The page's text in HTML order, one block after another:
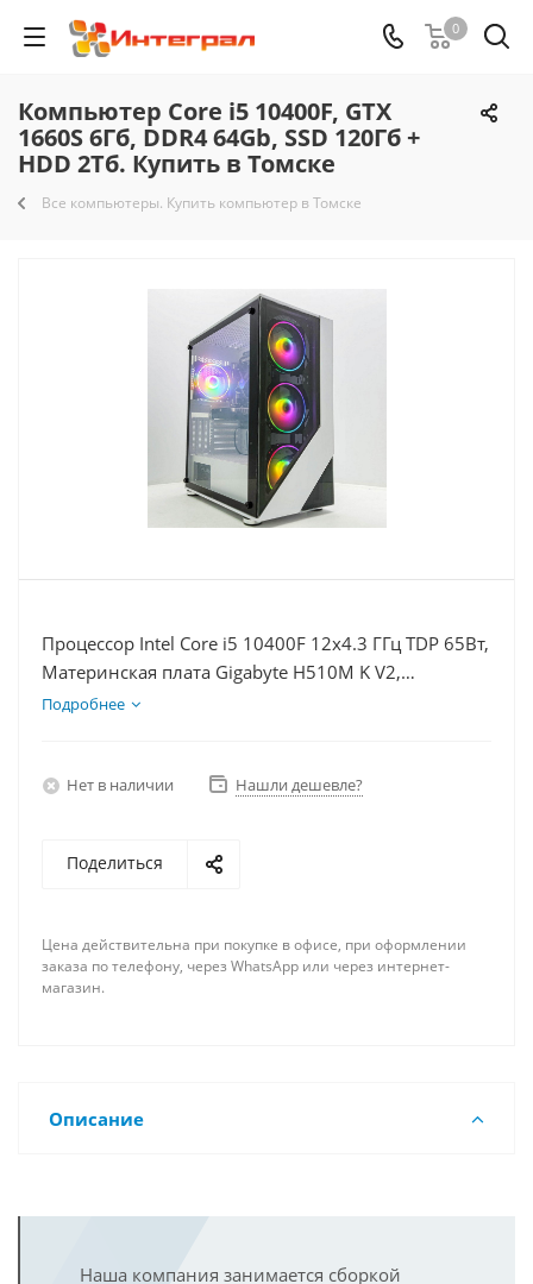
0
Компьютер Core i5 10400F, GTX
1660S 6Гб, DDR4 64Gb, SSD 120Гб +
HDD 2Тб. Купить в Томске
Все компьютеры. Купить компьютер в Томске
Процессор Intel Core i5 10400F 12x4.3 ГГц TDP 65Вт,
Материнская плата Gigabyte H510M K V2,
Видеокарта GTX 1660S 6Гб, Память DDR4 64Gb,
Подробнее
Нет в наличии Нашли дешевле?
Поделиться
Цена действительна при покупке в офисе, при оформлении
заказа по телефону, через WhatsApp или через интернет-
магазин.
Описание
Наша компания занимается сборкой